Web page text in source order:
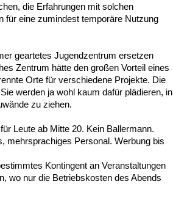
die Erfahrungen mit solchen
für eine zumindest temporäre Nutzung
geartetes Jugendzentrum ersetzen
Zentrum hätte den großen Vorteil eines
Orte für verschiedene Projekte. Die
werden ja wohl kaum dafür plädieren, in
zu ziehen.
Leute ab Mitte 20. Kein Ballermann.
mehrsprachiges Personal. Werbung bis
Kontingent an Veranstaltungen
wo nur die Betriebskosten des Abends